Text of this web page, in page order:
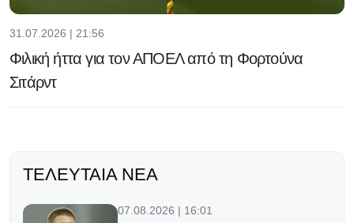
31.07.2026 | 21:56
Φιλική ήττα για τον ΑΠΟΕΛ από τη Φορτούνα
Σιτάρντ
ΤΕΛΕΥΤΑΊΑ ΝΈΑ
07.08.2026 | 16:01